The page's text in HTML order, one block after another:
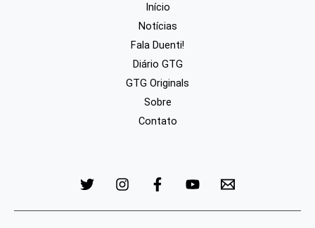
Início
Notícias
Fala Duenti!
Diário GTG
GTG Originals
Sobre
Contato